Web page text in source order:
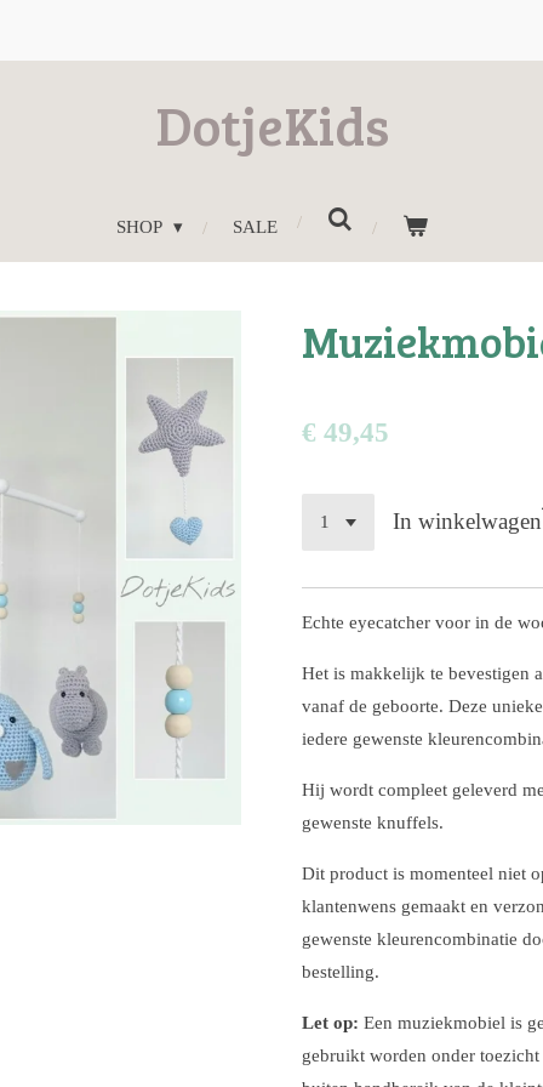
DotjeKids
SHOP SALE
€ 49,45
In winkelwagen
Echte eyecatcher voor in de
Het is makkelijk te bevestigen
vanaf de geboorte. Deze
iedere gewenste
Hij wordt compleet geleverd
gewenste knuffels.
Dit product is momenteel niet
klantenwens gemaakt en
gewenste kleurencombinatie
bestelling.
Let op: Een muziekmobiel is
gebruikt worden onder